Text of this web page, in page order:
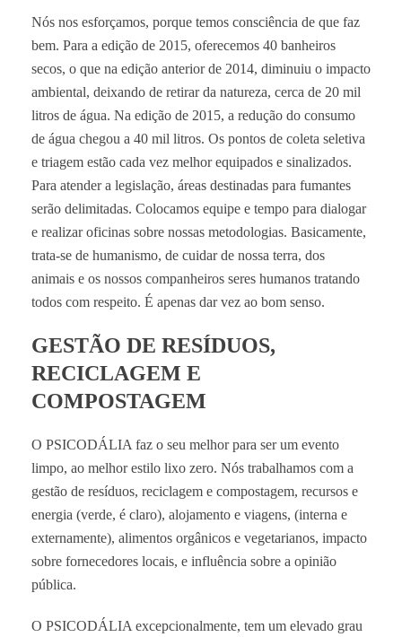
Nós nos esforçamos, porque temos consciência de que faz
bem. Para a edição de 2015, oferecemos 40 banheiros
secos, o que na edição anterior de 2014, diminuiu o impacto
ambiental, deixando de retirar da natureza, cerca de 20 mil
litros de água. Na edição de 2015, a redução do consumo
de água chegou a 40 mil litros. Os pontos de coleta seletiva
e triagem estão cada vez melhor equipados e sinalizados.
Para atender a legislação, áreas destinadas para fumantes
serão delimitadas. Colocamos equipe e tempo para dialogar
e realizar oficinas sobre nossas metodologias. Basicamente,
trata-se de humanismo, de cuidar de nossa terra, dos
animais e os nossos companheiros seres humanos tratando
todos com respeito. É apenas dar vez ao bom senso.
GESTÃO DE RESÍDUOS,
RECICLAGEM E
COMPOSTAGEM
O PSICODÁLIA faz o seu melhor para ser um evento
limpo, ao melhor estilo lixo zero. Nós trabalhamos com a
gestão de resíduos, reciclagem e compostagem, recursos e
energia (verde, é claro), alojamento e viagens, (interna e
externamente), alimentos orgânicos e vegetarianos, impacto
sobre fornecedores locais, e influência sobre a opinião
pública.
O PSICODÁLIA excepcionalmente, tem um elevado grau